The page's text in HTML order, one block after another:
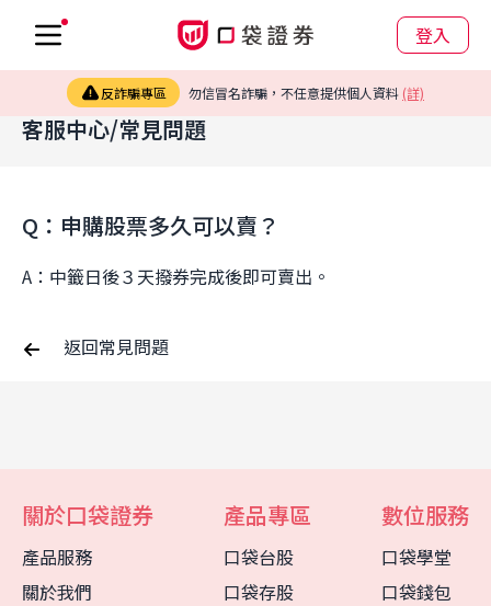
登入
反詐騙專區 勿信冒名詐騙，不任意提供個人資料 (詳)
客服中心/常見問題
Q：申購股票多久可以賣？
A：中籤日後３天撥券完成後即可賣出。
返回常見問題
關於口袋證券
產品服務
關於我們
產品專區
口袋台股
口袋存股
數位服務
口袋學堂
口袋錢包